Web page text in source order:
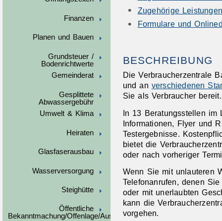
Finanzen
Planen und Bauen
Grundsteuer /
Bodenrichtwerte
Gemeinderat
Gesplittete
Abwassergebühr
Umwelt & Klima
Heiraten
Glasfaserausbau
Wasserversorgung
Steighütte
Öffentliche
Bekanntmachung/Offenlage/Ausschreibungen
Zugehörige
Formulare und
BESCHREIBUNG
Die Verbraucherzentrale
und an verschiedenen
Sie als Verbraucher bereit.
In 13 Beratungsstellen
Informationen, Flyer und
Testergebnisse.
bietet die
oder nach vorheriger
Wenn Sie mit unlauteren
Telefonanrufen, denen
oder mit unerlaubten
kann die
vorgehen.